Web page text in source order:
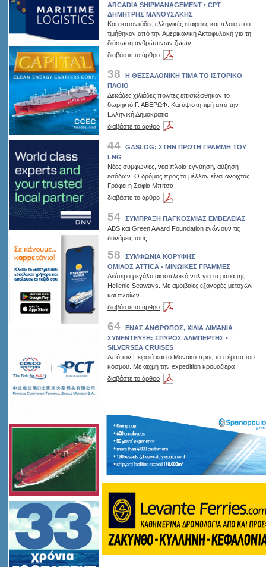
ARCADIA SHIPMANAGEMENT • CPT
ΔΗΜΗΤΡΗΣ ΜΑΝΟΥΣΑΚΗΣ
Και εκατοντάδες ελληνικές εταιρείες και πλοία που
τιμήθηκαν από την Αμερικανική Ακτοφυλακή για τη
διάσωση ανθρώπινων ζωών
διαβάστε το άρθρο
38
Η ΘΕΣΣΑΛΟΝΙΚΗ ΤΙΜΑ ΤΟ ΙΣΤΟΡΙΚΟ
ΠΛΟΙΟ
Δεκάδες χιλιάδες πολίτες επισκέφθηκαν το
θωρηκτό Γ. ΑΒΕΡΩΦ. Και ύψιστη τιμή από την
Ελληνική Δημοκρατία
διαβάστε το άρθρο
44
GASLOG: ΣΤΗΝ ΠΡΩΤΗ ΓΡΑΜΜΗ ΤΟΥ
LNG
Νέες συμφωνίες, νέα πλοία-εγγύηση, αύξηση
εσόδων. Ο δρόμος προς το μέλλον είναι ανοιχτός.
Γράφει η Σοφία Μπίτσα
διαβάστε το άρθρο
54
ΣΥΜΠΡΑΞΗ ΠΑΓΚΟΣΜΙΑΣ ΕΜΒΕΛΕΙΑΣ
ABS και Green Award Foundation ενώνουν τις
δυνάμεις τους
58
ΣΥΜΦΩΝΙΑ ΚΟΡΥΦΗΣ
OΜΙΛΟΣ ATTICA • ΜΙΝΩIΚΕΣ ΓΡΑΜΜΕΣ
Δεύτερο μεγάλο ακτοπλοϊκό ντιλ για τα μάτια της
Hellenic Seaways. Με αμοιβαίες εξαγορές μετοχών
και πλοίων
διαβάστε το άρθρο
64
ΕΝΑΣ ΑΝΘΡΩΠΟΣ, ΧΙΛΙΑ ΛΙΜΑΝΙΑ
ΣΥΝΕΝΤΕΥΞΗ: ΣΠΥΡΟΣ ΑΛΜΠΕΡΤΗΣ •
SILVERSEA CRUISES
Από τον Πειραιά και το Μονακό προς τα πέρατα του
κόσμου. Με αιχμή την expedition κρουαζιέρα
διαβάστε το άρθρο